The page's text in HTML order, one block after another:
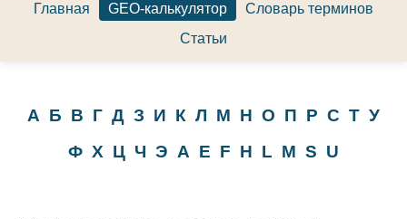
Главная GEO-калькулятор
Словарь терминов
Статьи
А Б В Г Д З И К Л М Н О П Р С Т У
Ф Х Ц Ч Э A E F H L M S U